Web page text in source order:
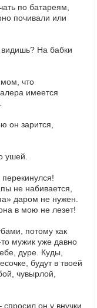
по батареям,
почивали или
На бабки
что
имеется
он зарится,
ушей.
не набивается,
даром не нужен.
в мою не лезет!
потому как
мужик уже давно
дуре. Куды,
будут в твоей
чувырлой,
он у внучки